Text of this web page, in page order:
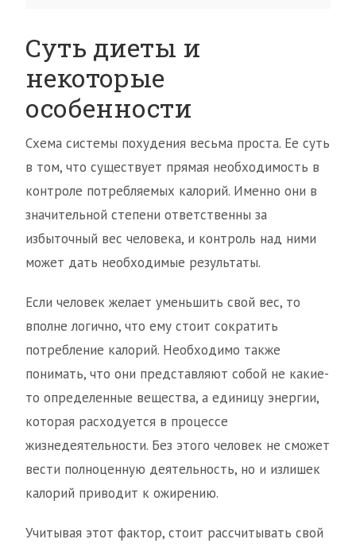
Суть диеты и
некоторые
особенности
Схема системы похудения весьма проста. Ее суть
в том, что существует прямая необходимость в
контроле потребляемых калорий. Именно они в
значительной степени ответственны за
избыточный вес человека, и контроль над ними
может дать необходимые результаты.
Если человек желает уменьшить свой вес, то
вполне логично, что ему стоит сократить
потребление калорий. Необходимо также
понимать, что они представляют собой не какие-
то определенные вещества, а единицу энергии,
которая расходуется в процессе
жизнедеятельности. Без этого человек не сможет
вести полноценную деятельность, но и излишек
калорий приводит к ожирению.
Учитывая этот фактор, стоит рассчитывать свой